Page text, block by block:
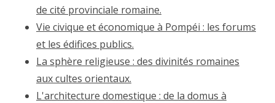
de cité provinciale romaine.
Vie civique et économique à Pompéi : les forums
et les édifices publics.
La sphère religieuse : des divinités romaines
aux cultes orientaux.
L'architecture domestique : de la domus à